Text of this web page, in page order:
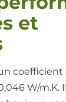
et
W/m.K.